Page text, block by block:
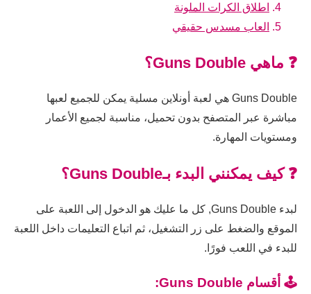
اطلاق الكرات الملونة
العاب مسدس حقيقي
❓ ماهي Guns Double؟
Guns Double هي لعبة أونلاين مسلية يمكن للجميع لعبها
مباشرة عبر المتصفح بدون تحميل، مناسبة لجميع الأعمار
ومستويات المهارة.
❓ كيف يمكنني البدء بـGuns Double؟
لبدء Guns Double, كل ما عليك هو الدخول إلى اللعبة على
الموقع والضغط على زر التشغيل، ثم اتباع التعليمات داخل اللعبة
للبدء في اللعب فورًا.
🕹️ أقسام Guns Double: